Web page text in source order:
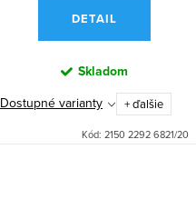
DETAIL
Skladom
Dostupné varianty + ďalšie
Kód: 2150 2292 6821/20